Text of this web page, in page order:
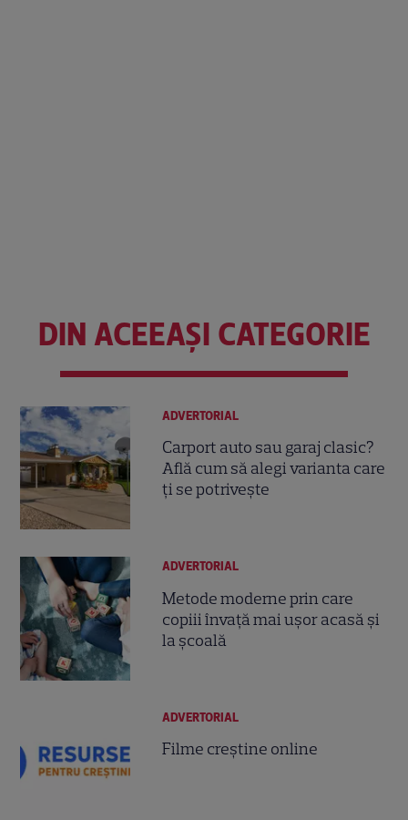
DIN ACEEAȘI CATEGORIE
ADVERTORIAL
Carport auto sau garaj clasic?
Află cum să alegi varianta care
ți se potrivește
ADVERTORIAL
Metode moderne prin care
copiii învață mai ușor acasă și
la școală
ADVERTORIAL
Filme creștine online